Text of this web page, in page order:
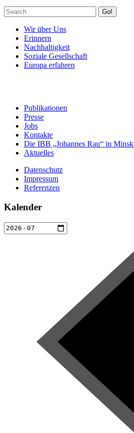
Go!
Wir über Uns
Erinnern
Nachhaltigkeit
Soziale Gesellschaft
Europa erfahren
Publikationen
Presse
Jobs
Kontakte
Die IBB „Johannes Rau“ in Minsk
Aktuelles
Datenschutz
Impressum
Referenzen
Kalender